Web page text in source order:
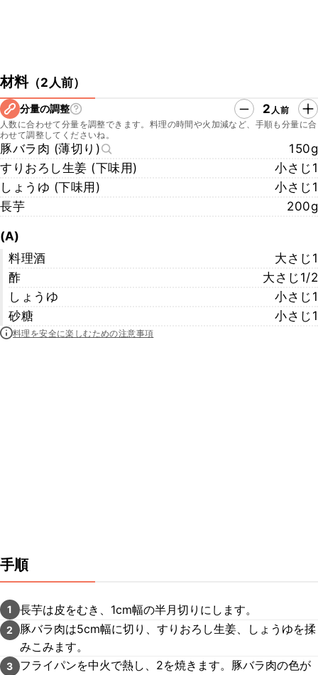
材料（2人前）
分量の調整 2 人前
人数に合わせて分量を調整できます。料理の時間や火加減など、手順も分量に合
わせて調整してくださいね。
豚バラ肉 (薄切り)
150g
すりおろし生姜 (下味用)
小さじ1
しょうゆ (下味用)
小さじ1
長芋
200g
(A)
料理酒
大さじ1
酢
大さじ1/2
しょうゆ
小さじ1
砂糖
小さじ1
料理を安全に楽しむための注意事項
手順
1 長芋は皮をむき、1cm幅の半月切りにします。
2
豚バラ肉は5cm幅に切り、すりおろし生姜、しょうゆを揉
みこみます。
3
フライパンを中火で熱し、2を焼きます。豚バラ肉の色が